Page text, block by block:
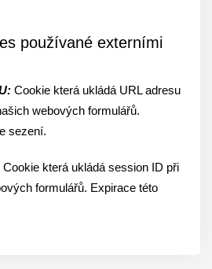
používané externími
Cookie která ukládá URL adresu
webových formulářů.
sezení.
Cookie která ukládá session ID při
formulářů. Expirace této